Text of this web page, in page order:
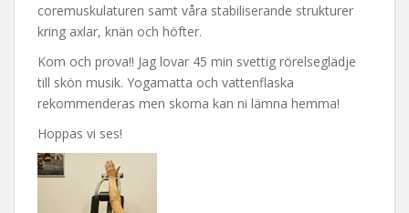
coremuskulaturen samt våra stabiliserande strukturer
kring axlar, knän och höfter.
Kom och prova!! Jag lovar 45 min svettig rörelseglädje
till skön musik. Yogamatta och vattenflaska
rekommenderas men skorna kan ni lämna hemma!
Hoppas vi ses!